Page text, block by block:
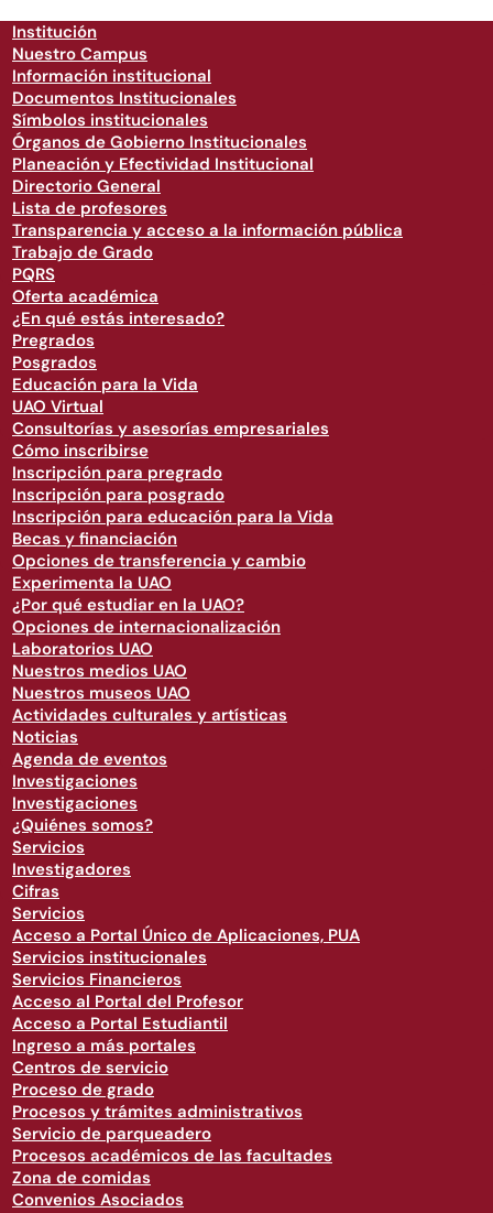
Institución
Nuestro Campus
Información institucional
Documentos Institucionales
Símbolos institucionales
Órganos de Gobierno Institucionales
Planeación y Efectividad Institucional
Directorio General
Lista de profesores
Transparencia y acceso a la información pública
Trabajo de Grado
PQRS
Oferta académica
¿En qué estás interesado?
Pregrados
Posgrados
Educación para la Vida
UAO Virtual
Consultorías y asesorías empresariales
Cómo inscribirse
Inscripción para pregrado
Inscripción para posgrado
Inscripción para educación para la Vida
Becas y financiación
Opciones de transferencia y cambio
Experimenta la UAO
¿Por qué estudiar en la UAO?
Opciones de internacionalización
Laboratorios UAO
Nuestros medios UAO
Nuestros museos UAO
Actividades culturales y artísticas
Noticias
Agenda de eventos
Investigaciones
Investigaciones
¿Quiénes somos?
Servicios
Investigadores
Cifras
Servicios
Acceso a Portal Único de Aplicaciones, PUA
Servicios institucionales
Servicios Financieros
Acceso al Portal del Profesor
Acceso a Portal Estudiantil
Ingreso a más portales
Centros de servicio
Proceso de grado
Procesos y trámites administrativos
Servicio de parqueadero
Procesos académicos de las facultades
Zona de comidas
Convenios Asociados